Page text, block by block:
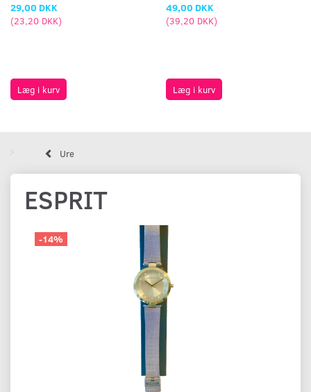
29,00 DKK
(23,20 DKK)
Læg i kurv
49,00 DKK
(39,20 DKK)
Læg i kurv
Ure
ESPRIT
-14%